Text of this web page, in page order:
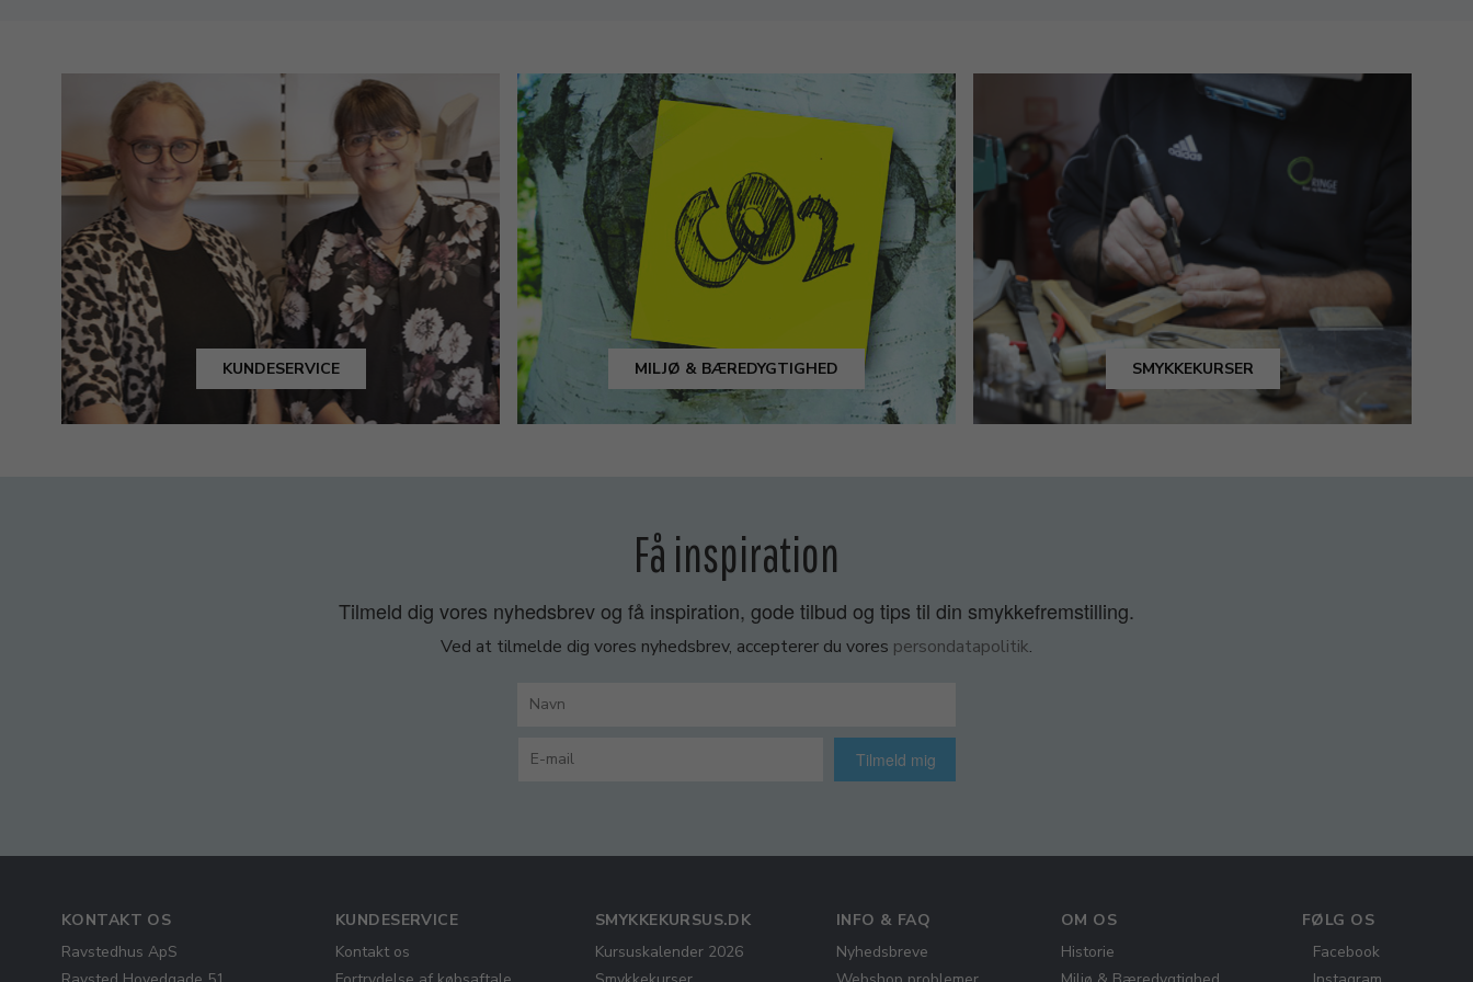
KUNDESERVICE MILJØ & BÆREDYGTIGHED SMYKKEKURSER
Få inspiration
Tilmeld dig vores nyhedsbrev og få inspiration, gode tilbud og tips til din smykkefremstilling.
Ved at tilmelde dig vores nyhedsbrev, accepterer du vores persondatapolitik.
Tilmeld mig
KONTAKT OS
Ravstedhus ApS
KUNDESERVICE
Kontakt os
SMYKKEKURSUS.DK
Kursuskalender 2026
INFO & FAQ
Nyhedsbreve
OM OS
Historie
FØLG OS
Facebook